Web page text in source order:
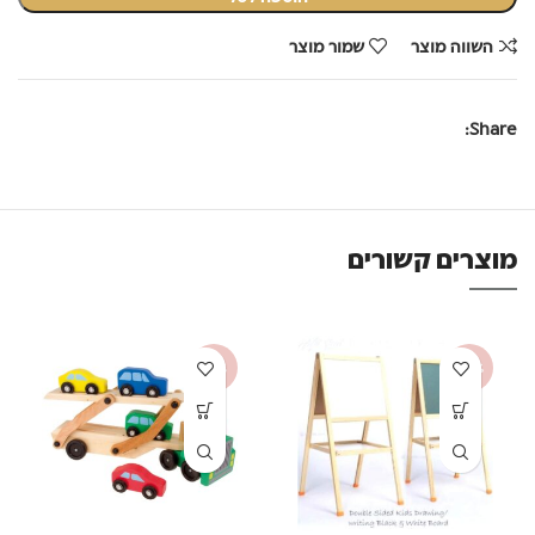
השווה מוצר שמור מוצר
Share:
מוצרים קשורים
-44%
-53%